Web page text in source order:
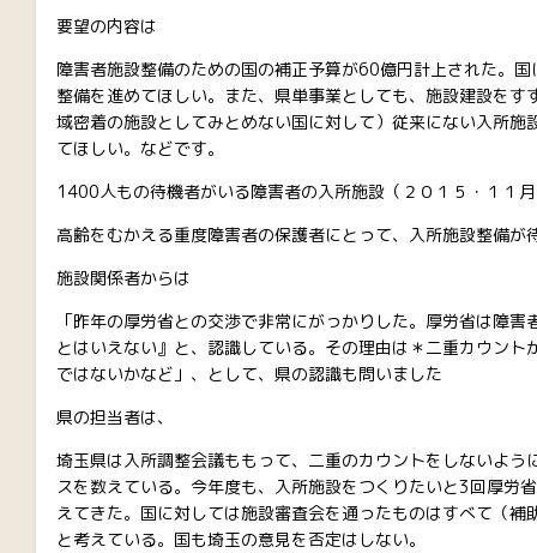
要望の内容は
障害者施設整備のための国の補正予算が60億円計上された。
整備を進めてほしい。また、県単事業としても、施設建設をす
域密着の施設としてみとめない国に対して）従来にない入所施
てほしい。などです。
1400人もの待機者がいる障害者の入所施設（２０１５・１１
高齢をむかえる重度障害者の保護者にとって、入所施設整備が
施設関係者からは
「昨年の厚労省との交渉で非常にがっかりした。厚労省は障
とはいえない』と、認識している。その理由は＊二重カウント
ではないかなど」、として、県の認識も問いました
県の担当者は、
埼玉県は入所調整会議ももって、二重のカウントをしないよう
スを数えている。今年度も、入所施設をつくりたいと3回厚労
えてきた。国に対しては施設審査会を通ったものはすべて（補
と考えている。国も埼玉の意見を否定はしない。